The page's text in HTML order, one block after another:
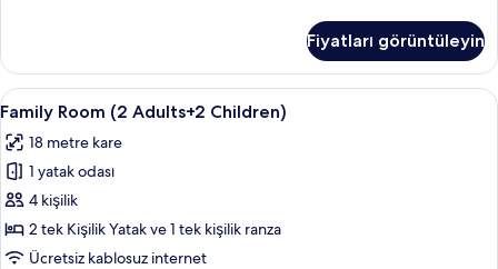
daha
fazla
detay
Fiyatları görüntüleyin
Family
Room
(2
Adults+2
Children)
için
tüm
Odada kasa, masa, ücretsiz kablosuz
4
Family Room (2 Adults+2 Children)
18 metre kare
1 yatak odası
4 kişilik
2 tek Kişilik Yatak ve 1 tek kişilik ranza
Ücretsiz kablosuz internet